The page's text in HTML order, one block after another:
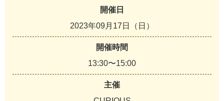
開催日
2023年09月17日（日）
開催時間
13:30〜15:00
主催